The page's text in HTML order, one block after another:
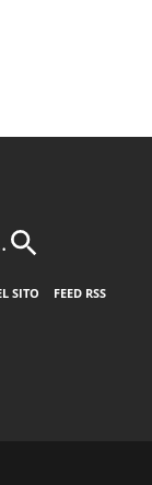
SITO
FEED RSS